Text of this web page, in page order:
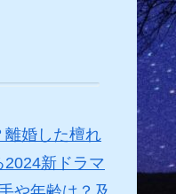
離婚した檀れ
新ドラマ